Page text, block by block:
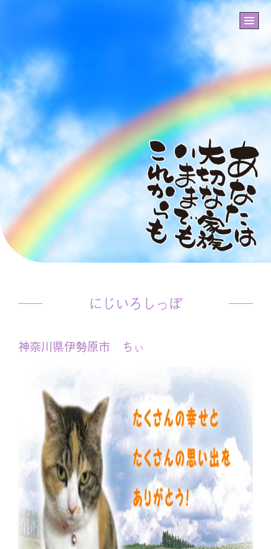
にじいろしっぽ
神奈川県伊勢原市 ちぃ